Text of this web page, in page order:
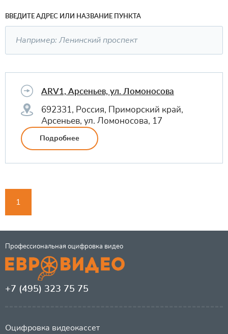
ВВЕДИТЕ АДРЕС ИЛИ НАЗВАНИЕ ПУНКТА
ARV1, Арсеньев, ул. Ломоносова
692331, Россия, Приморский край,
Арсеньев, ул. Ломоносова, 17
Подробнее
1
Профессиональная оцифровка видео
+7 (495) 323 75 75
Оцифровка видеокассет